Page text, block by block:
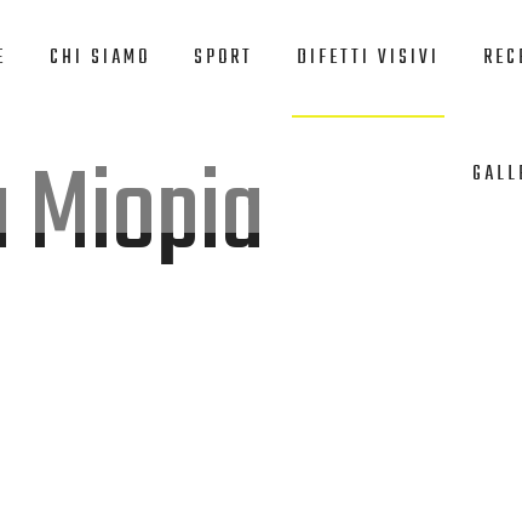
CHI SIAMO SPORT DIFETTI VISIVI
Miopia